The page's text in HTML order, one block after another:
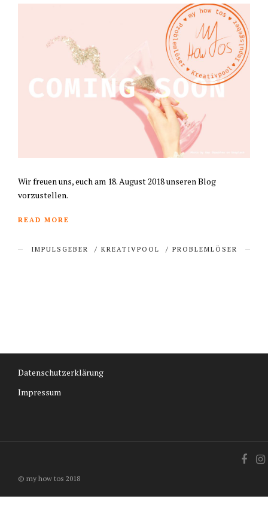
Wir freuen uns, euch am 18. August 2018 unseren Blog
vorzustellen.
READ MORE
IMPULSGEBER / KREATIVPOOL / PROBLEMLÖSER
Datenschutzerklärung
Impressum
© my how tos 2018